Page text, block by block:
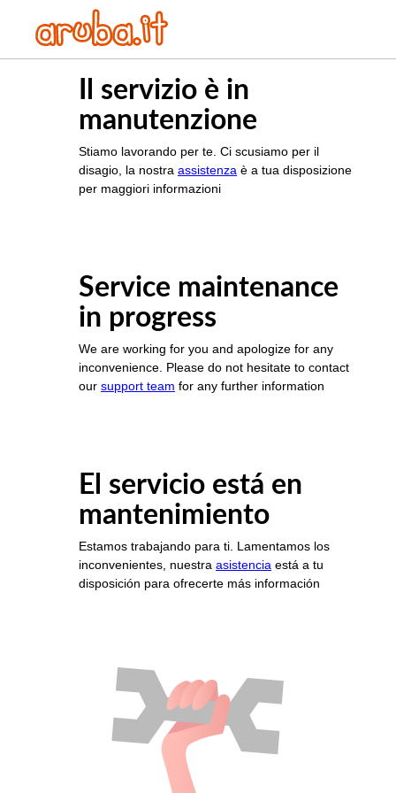
Il servizio è in
manutenzione
Stiamo lavorando per te. Ci scusiamo per il
disagio, la nostra assistenza è a tua disposizione
per maggiori informazioni
Service maintenance
in progress
We are working for you and apologize for any
inconvenience. Please do not hesitate to contact
our support team for any further information
El servicio está en
mantenimiento
Estamos trabajando para ti. Lamentamos los
inconvenientes, nuestra asistencia está a tu
disposición para ofrecerte más información